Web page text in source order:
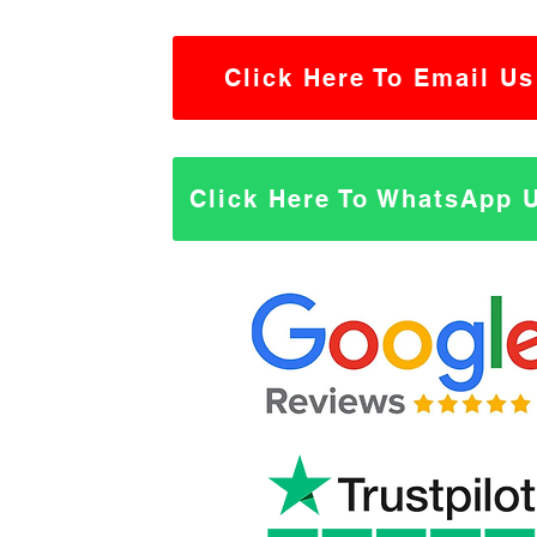
Click Here To Email Us
Click Here To WhatsApp